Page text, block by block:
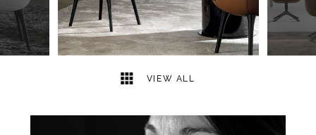
VIEW ALL